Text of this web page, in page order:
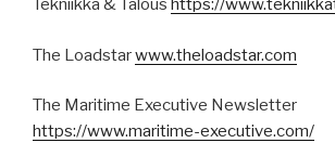
Tekniikka & Talous https://
The Loadstarwww.theloadstar.com
The Maritime Executive Newsletter
https://www.maritime-executive.com/